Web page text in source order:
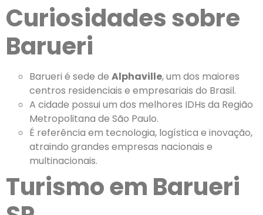
Curiosidades sobre
Barueri
Barueri é sede de Alphaville, um dos maiores
centros residenciais e empresariais do Brasil.
A cidade possui um dos melhores IDHs da Região
Metropolitana de São Paulo.
É referência em tecnologia, logística e inovação,
atraindo grandes empresas nacionais e
multinacionais.
Turismo em Barueri